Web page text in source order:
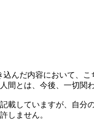
込んだ内容において
間とは、今後、一切関
載していますが、自
しません。